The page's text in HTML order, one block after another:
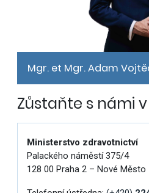
Mgr. et Mgr. Adam
Zůstaňte s námi
Ministerstvo zdravotnictví
Palackého náměstí 375/4
128 00 Praha 2 – Nové Město